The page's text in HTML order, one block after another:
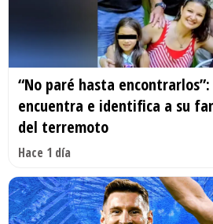
“No paré hasta
encuentra e identifica a su
del terremoto
Hace 1 día